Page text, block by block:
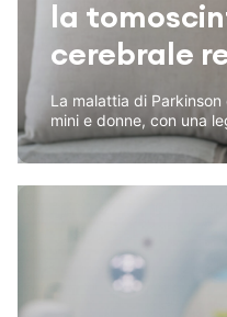
la
cerebrale
La malattia di
mini e donne, con una